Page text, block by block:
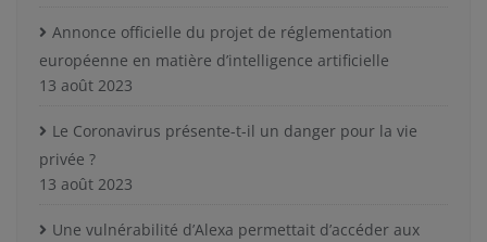
Annonce officielle du projet de réglementation
européenne en matière d’intelligence artificielle
13 août 2023
Le Coronavirus présente-t-il un danger pour la vie
privée ?
13 août 2023
Une vulnérabilité d’Alexa permettait d’accéder aux